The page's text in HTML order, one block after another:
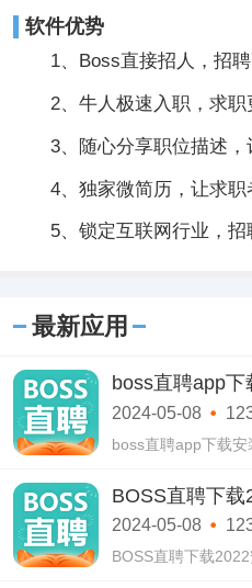
软件优势
1、Boss直接招人，招聘
2、牛人极速入职，求职
3、随心分享职位描述，
4、独家微简历，让求职
5、锁定互联网行业，招
最新应用
boss直聘app下
2024-05-08
boss直聘app下载安
在这款boss直聘
找。
BOSS直聘下载
2024-05-08
BOSS直聘下载2022